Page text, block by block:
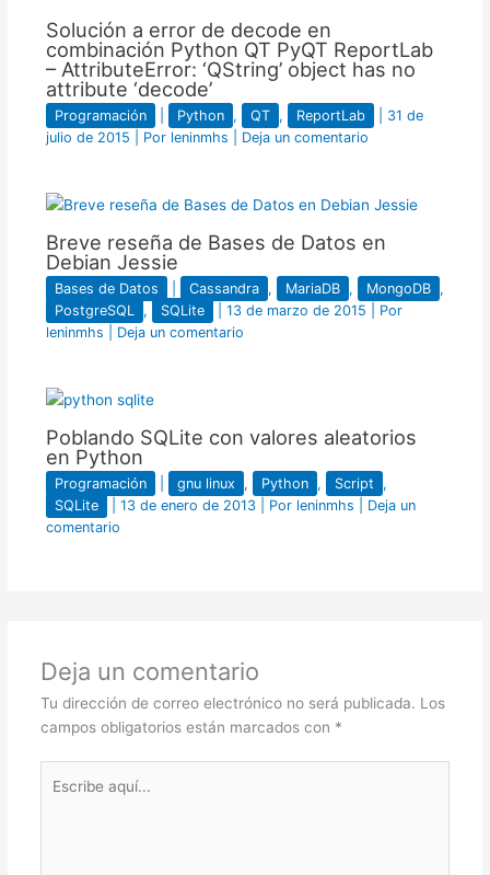
Solución a error de decode en
combinación Python QT PyQT ReportLab
– AttributeError: ‘QString’ object has no
attribute ‘decode’
Programación Python , QT , ReportLab
31 de
julio de 2015
| Por leninmhs Deja un comentario
Breve reseña de Bases de Datos en
Debian Jessie
Bases de Datos Cassandra , MariaDB , MongoDB
,
PostgreSQL
, SQLite 13 de marzo de 2015
| Por
leninmhs
Deja un comentario
Poblando SQLite con valores aleatorios
en Python
Programación gnu linux , Python , Script
,
SQLite
13 de enero de 2013 | Por leninmhs
Deja un
comentario
Deja un comentario
Tu dirección de correo electrónico no será publicada. Los
campos obligatorios están marcados con *
aquí...